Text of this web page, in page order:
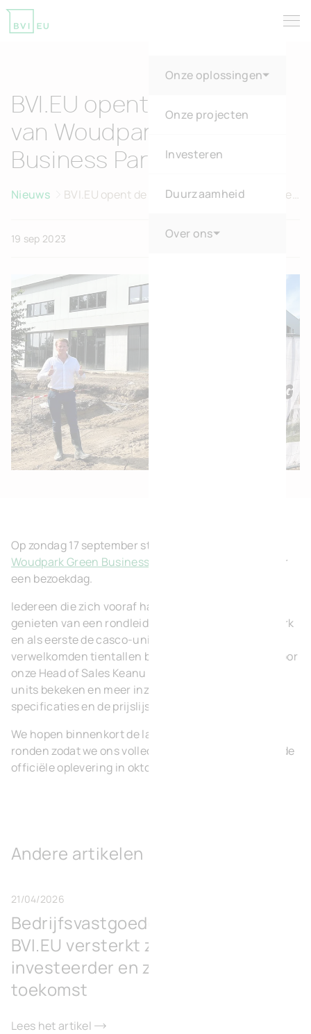
Onze oplossingen
Onze projecten
Investeren
Duurzaamheid
Over ons
BVI.EU opent de deuren
van Woudpark Green
Business Park in Genk
Nieuws
BVI.EU opent de deuren van Woudpark Green
19 sep 2023
Op zondag 17 september stonden de deuren van het
Woudpark Green Business Park
wagenwijd open voor
een bezoekdag.
Iedereen die zich vooraf had ingeschreven kon
genieten van een rondleiding doorheen het kmo-park
en als eerste de casco-units ontdekken. We
verwelkomden tientallen bezoekers die, vergezeld door
onze Head of Sales Keanu Meers, de resterende vijf
units bekeken en meer inzicht kregen in de
specificaties en de prijslijst.
We hopen binnenkort de laatste contracten af te
ronden zodat we ons volledig kunnen toespitsen op de
officiële oplevering in oktober!
Andere artikelen
21/04/2026
Bedrijfsvastgoedontwikkelaar
BVI.EU versterkt zich met
investeerder en zet koers naar de
toekomst
Lees het artikel